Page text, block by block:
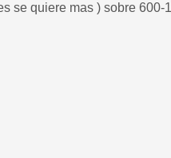
se quiere mas ) sobre 600-